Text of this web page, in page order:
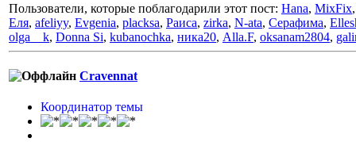
Пользователи, которые поблагодарили этот пост: Hana, MixFix
Еля, afeliyy, Evgenia, placksa, Раиса, zirka, N-ata, Серафима,
olga__k, Donna Si, kubanochka, ника20, Alla.F, oksanam2804,
Cravennat
Координатор темы